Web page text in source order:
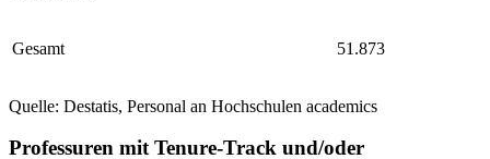
Gesamt 51.873
Quelle: Destatis, Personal an Hochschulen academics
Professuren mit Tenure-Track und/oder